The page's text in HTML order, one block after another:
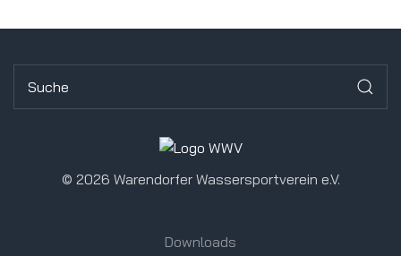
© 2026 Warendorfer Wassersportverein e.V.
Downloads